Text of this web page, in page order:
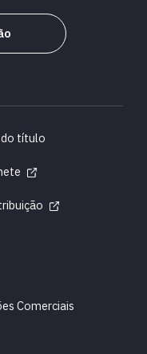
título
Comerciais